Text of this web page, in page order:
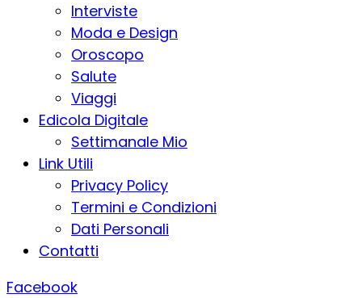
Interviste
Moda e Design
Oroscopo
Salute
Viaggi
Edicola Digitale
Settimanale Mio
Link Utili
Privacy Policy
Termini e Condizioni
Dati Personali
Contatti
Facebook